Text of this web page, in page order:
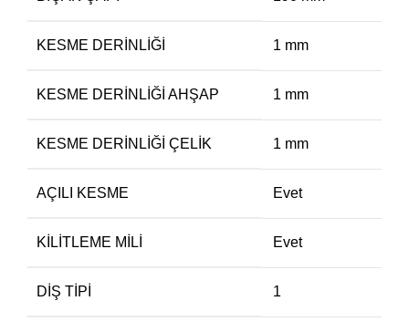
KESME DERINLIĞI 1 mm
KESME DERINLIĞI AHŞAP 1 mm
KESME DERINLIĞI ÇELIK 1 mm
AÇILI KESME Evet
KILITLEME MILI Evet
DIŞ TIPI 1